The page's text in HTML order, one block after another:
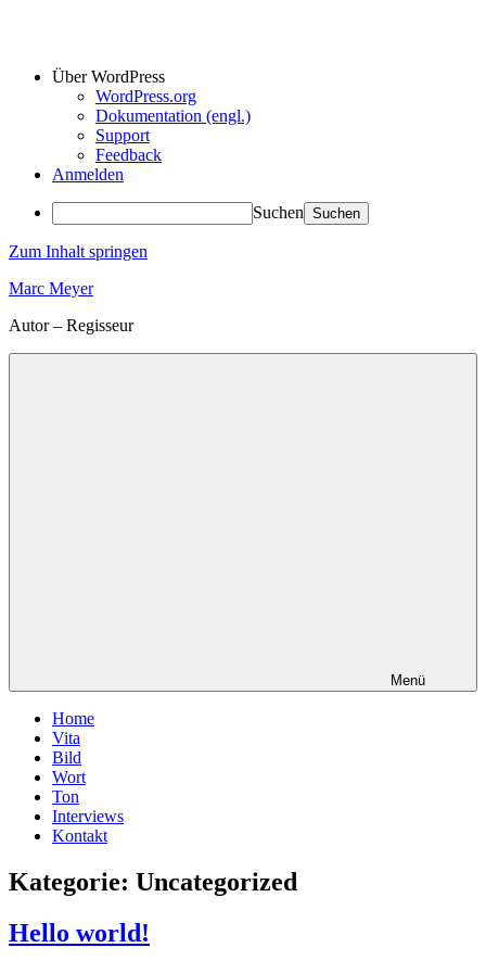
Über WordPress
WordPress.org
Dokumentation (engl.)
Support
Feedback
Anmelden
Suchen
Zum Inhalt springen
Marc Meyer
Autor – Regisseur
Menü
Home
Vita
Bild
Wort
Ton
Interviews
Kontakt
Kategorie: Uncategorized
Hello world!